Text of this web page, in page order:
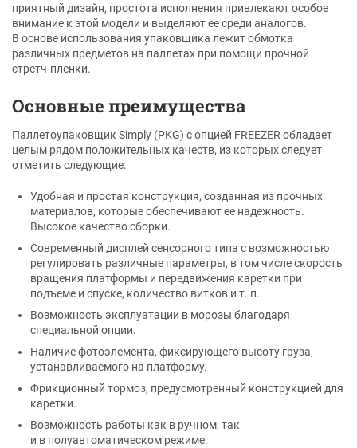
приятный дизайн, простота исполнения привлекают особое
внимание к этой модели и выделяют ее среди аналогов.
В основе использования упаковщика лежит обмотка
различных предметов на паллетах при помощи прочной
стретч-пленки.
Основные преимущества
Паллетоупаковщик Simply (PKG) с опцией FREEZER обладает
целым рядом положительных качеств, из которых следует
отметить следующие:
Удобная и простая конструкция, созданная из прочных
материалов, которые обеспечивают ее надежность.
Высокое качество сборки.
Современный дисплей сенсорного типа с возможностью
регулировать различные параметры, в том числе скорость
вращения платформы и передвижения каретки при
подъеме и спуске, количество витков и т. п.
Возможность эксплуатации в морозы благодаря
специальной опции.
Наличие фотоэлемента, фиксирующего высоту груза,
устанавливаемого на платформу.
Фрикционный тормоз, предусмотренный конструкцией для
каретки.
Возможность работы как в ручном, так
и в полуавтоматическом режиме.